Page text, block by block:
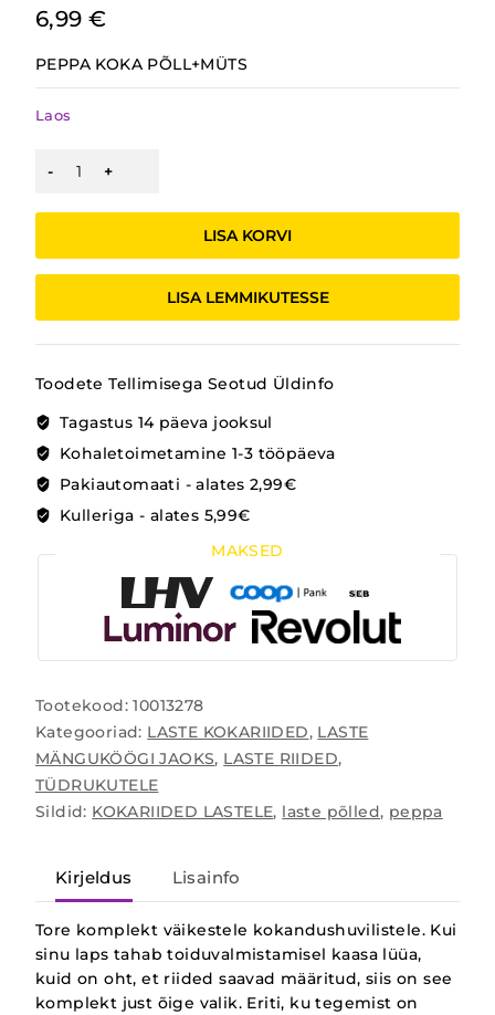
6,99 €
PEPPA KOKA PÕLL+MÜTS
Laos
JA
kogus
LISA KORVI
LISA LEMMIKUTESSE
Toodete Tellimisega Seotud Üldinfo
Tagastus 14 päeva jooksul
Kohaletoimetamine 1-3 tööpäeva
Pakiautomaati - alates 2,99€
Kulleriga - alates 5,99€
MAKSED
Tootekood:10013278
Kategooriad: LASTE KOKARIIDED, LASTE
MÄNGUKÖÖGI JAOKS, LASTE RIIDED,
TÜDRUKUTELE
Sildid: KOKARIIDED LASTELE, laste põlled, peppa
Kirjeldus Lisainfo
Tore komplekt väikestele kokandushuvilistele. Kui
sinu laps tahab toiduvalmistamisel kaasa lüüa,
kuid on oht, et riided saavad määritud, siis on see
komplekt just õige valik. Eriti, ku tegemist on